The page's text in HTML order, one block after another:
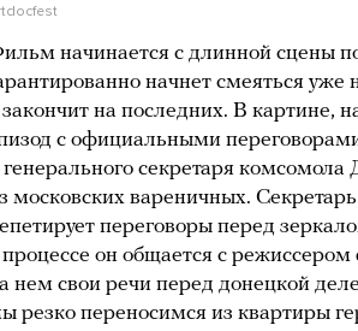
начинается с длинной сцены
начнет смеяться
на последних. В картине,
с официальными
секретаря комсомола
московских вареничных.
переговоры перед
процессе он общается с
нем свои речи перед донецкой
резко переносимся из квартиры